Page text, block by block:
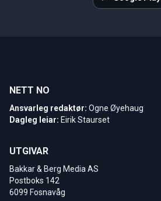
NETT NO
Ansvarleg redaktør: Ogne Øyehaug
Dagleg leiar: Eirik Staurset
UTGIVAR
Bakkar & Berg Media AS
Postboks 142
6099 Fosnavåg